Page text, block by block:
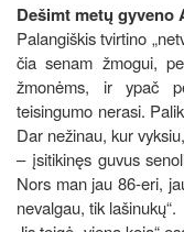
Dešimt metų gyveno
Palangiškis tvirtino
čia senam žmogui,
žmonėms, ir ypač
teisingumo nerasi.
Dar nežinau, kur
– įsitikinęs guvus
Nors man jau 86-eri,
nevalgau, tik lašinukų“.